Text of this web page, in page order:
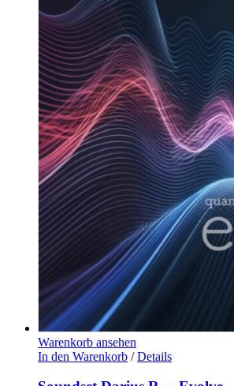
Warenkorb ansehen
In den Warenkorb / Details